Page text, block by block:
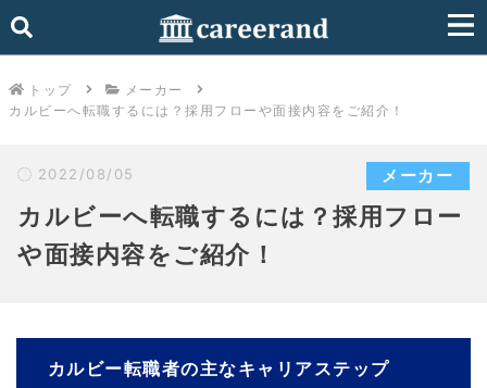
トップ
メーカー
カルビーへ転職するには？採用フローや面接内容をご紹介！
2022/08/05 メーカー
カルビーへ転職するには？採用フロー
や面接内容をご紹介！
カルビー転職者の主なキャリアステップ